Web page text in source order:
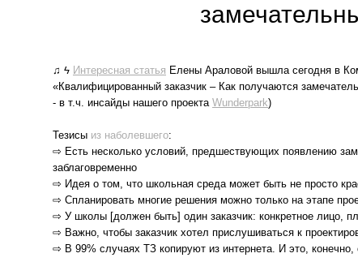
♫ ϟ Интересная статья Елены Араловой вышла сегодня в
«Квалифицированный заказчик – Как получаются
- в т.ч. инсайды нашего проекта Wunderpark)⁣⁣⠀
Тезисы из наболевшего:⁣⁣⠀
⇨ Есть несколько условий, предшествующих появлению
заблаговременно⁣⁣⠀
⇨ Идея о том, что школьная среда может быть не просто
⇨ Спланировать многие решения можно только на этапе
⇨ У школы [должен быть] один заказчик: конкретное лицо,
⇨ Важно, чтобы заказчик хотел прислушиваться к
⇨ В 99% случаях ТЗ копируют из интернета. И это, конечно,